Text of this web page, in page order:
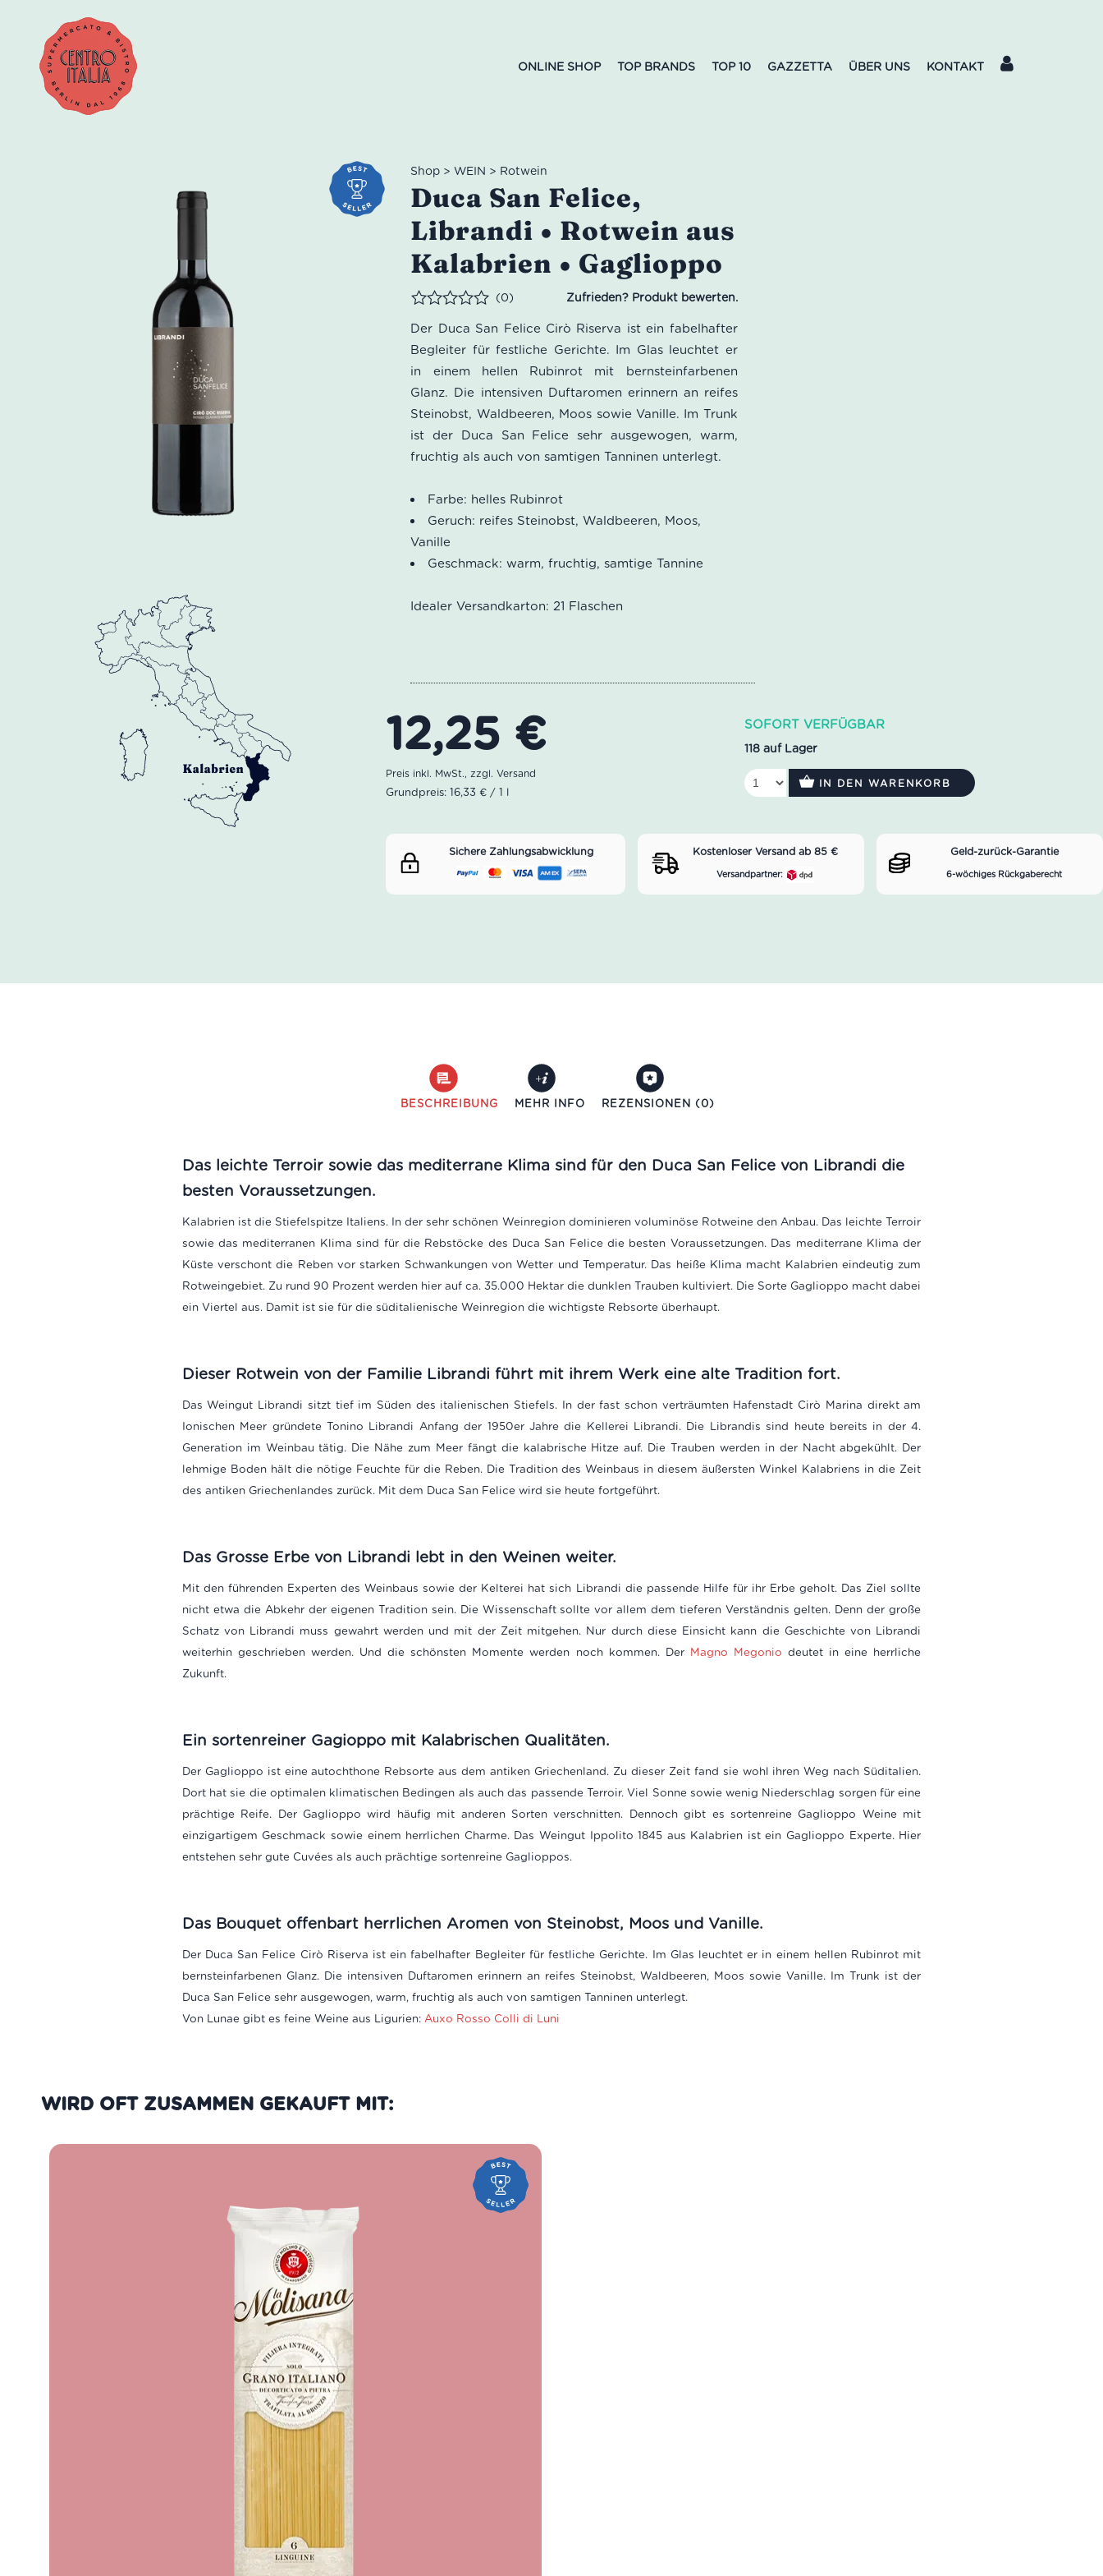
ONLINE SHOP TOP BRANDS TOP 10 GAZZETTA ÜBER UNS KONTAKT
Shop >WEIN > Rotwein
Duca San Felice,
Librandi • Rotwein aus
Kalabrien • Gaglioppo
(0)
Der Duca San Felice Cirò Riserva ist ein fabelhafter
Begleiter für festliche Gerichte. Im Glas leuchtet er
in einem hellen Rubinrot mit bernsteinfarbenen
Glanz. Die intensiven Duftaromen erinnern an reifes
Steinobst, Waldbeeren, Moos sowie Vanille. Im Trunk
ist der Duca San Felice sehr ausgewogen, warm,
fruchtig als auch von samtigen Tanninen unterlegt.
Farbe: helles Rubinrot
Geruch: reifes Steinobst, Waldbeeren, Moos,
Vanille
Geschmack: warm, fruchtig, samtige Tannine
Idealer Versandkarton: 21 Flaschen
12,25 €
Grundpreis: 16,33 € / 1 l
SOFORT VERFÜGBAR
118 auf Lager
IN DEN WARENKORB
Sichere Zahlungsabwicklung Kostenloser Versand ab 85 €
Versandpartner:
Geld-zurück-Garantie
6-wöchiges Rückgaberecht
BESCHREIBUNG MEHR INFO REZENSIONEN (0)
Das leichte Terroir sowie das mediterrane Klima sind für den Duca San Felice von Librandi die
besten Voraussetzungen.
Kalabrien ist die Stiefelspitze Italiens. In der sehr schönen Weinregion dominieren voluminöse Rotweine den Anbau. Das leichte Terroir
sowie das mediterranen Klima sind für die Rebstöcke des Duca San Felice die besten Voraussetzungen. Das mediterrane Klima der
Küste verschont die Reben vor starken Schwankungen von Wetter und Temperatur. Das heiße Klima macht Kalabrien eindeutig zum
Rotweingebiet. Zu rund 90 Prozent werden hier auf ca. 35.000 Hektar die dunklen Trauben kultiviert. Die Sorte Gaglioppo macht dabei
ein Viertel aus. Damit ist sie für die süditalienische Weinregion die wichtigste Rebsorte überhaupt.
Dieser Rotwein von der Familie Librandi führt mit ihrem Werk eine alte Tradition fort.
Das Weingut Librandi sitzt tief im Süden des italienischen Stiefels. In der fast schon verträumten Hafenstadt Cirò Marina direkt am
Ionischen Meer gründete Tonino Librandi Anfang der 1950er Jahre die Kellerei Librandi. Die Librandis sind heute bereits in der 4.
Generation im Weinbau tätig. Die Nähe zum Meer fängt die kalabrische Hitze auf. Die Trauben werden in der Nacht abgekühlt. Der
lehmige Boden hält die nötige Feuchte für die Reben. Die Tradition des Weinbaus in diesem äußersten Winkel Kalabriens in die Zeit
des antiken Griechenlandes zurück. Mit dem Duca San Felice wird sie heute fortgeführt.
Das Grosse Erbe von Librandi lebt in den Weinen weiter.
Mit den führenden Experten des Weinbaus sowie der Kelterei hat sich Librandi die passende Hilfe für ihr Erbe geholt. Das Ziel sollte
nicht etwa die Abkehr der eigenen Tradition sein. Die Wissenschaft sollte vor allem dem tieferen Verständnis gelten. Denn der große
Schatz von Librandi muss gewahrt werden und mit der Zeit mitgehen. Nur durch diese Einsicht kann die Geschichte von Librandi
weiterhin geschrieben werden. Und die schönsten Momente werden noch kommen. Der Magno Megonio deutet in eine herrliche
Zukunft.
Ein sortenreiner Gagioppo mit Kalabrischen Qualitäten.
Der Gaglioppo ist eine autochthone Rebsorte aus dem antiken Griechenland. Zu dieser Zeit fand sie wohl ihren Weg nach Süditalien.
Dort hat sie die optimalen klimatischen Bedingen als auch das passende Terroir. Viel Sonne sowie wenig Niederschlag sorgen für eine
prächtige Reife. Der Gaglioppo wird häufig mit anderen Sorten verschnitten. Dennoch gibt es sortenreine Gaglioppo Weine mit
einzigartigem Geschmack sowie einem herrlichen Charme. Das Weingut Ippolito 1845 aus Kalabrien ist ein Gaglioppo Experte. Hier
entstehen sehr gute Cuvées als auch prächtige sortenreine Gaglioppos.
Das Bouquet offenbart herrlichen Aromen von Steinobst, Moos und Vanille.
Der Duca San Felice Cirò Riserva ist ein fabelhafter Begleiter für festliche Gerichte. Im Glas leuchtet er in einem hellen Rubinrot mit
bernsteinfarbenen Glanz. Die intensiven Duftaromen erinnern an reifes Steinobst, Waldbeeren, Moos sowie Vanille. Im Trunk ist der
Duca San Felice sehr ausgewogen, warm, fruchtig als auch von samtigen Tanninen unterlegt.
Von Lunae gibt es feine Weine aus Ligurien: Auxo Rosso Colli di Luni
WIRD OFT ZUSAMMEN GEKAUFT MIT: